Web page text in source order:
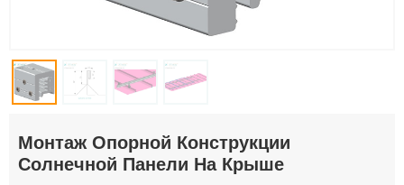
Монтаж Опорной Конструкции
Солнечной Панели На Крыше